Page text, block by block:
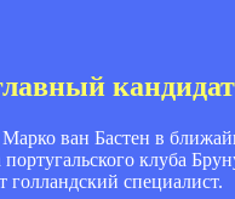
ван Бастен в
португальского клуба
голландский специалист.